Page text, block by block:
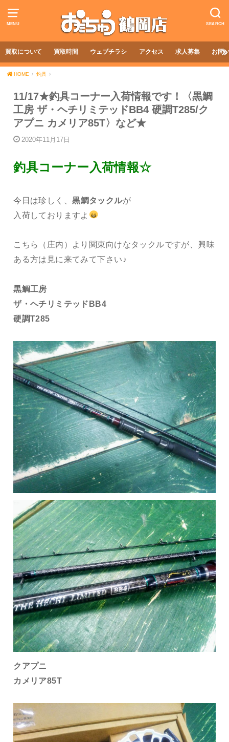
MENU SEARCH
買取について 買取時間 ウェブチラシ アクセス 求人募集 お問
HOME 釣具
11/17★釣具コーナー入荷情報です！〈黒鯛
工房 ザ・ヘチリミテッドBB4 硬調T285/ク
アプニ カメリア85T〉など★
2020年11月17日
釣具コーナー入荷情報☆
今日は珍しく、黒鯛タックルが
入荷しておりますよ
こちら（庄内）より関東向けなタックルですが、興味
ある方は見に来てみて下さい♪
黒鯛工房
ザ・ヘチリミテッドBB4
硬調T285
クアプニ
カメリア85T